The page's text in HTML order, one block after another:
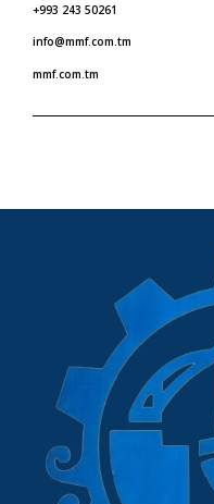
+993 243 50261
info@mmf.com.tm
mmf.com.tm